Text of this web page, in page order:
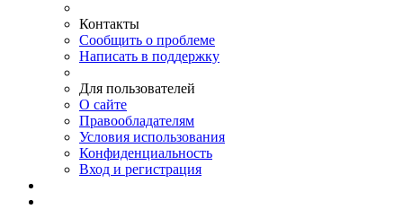
Контакты
Сообщить о проблеме
Написать в поддержку
Для пользователей
О сайте
Правообладателям
Условия использования
Конфиденциальность
Вход и регистрация